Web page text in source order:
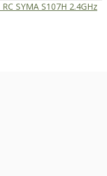
SYMA S107H 2.4GHz